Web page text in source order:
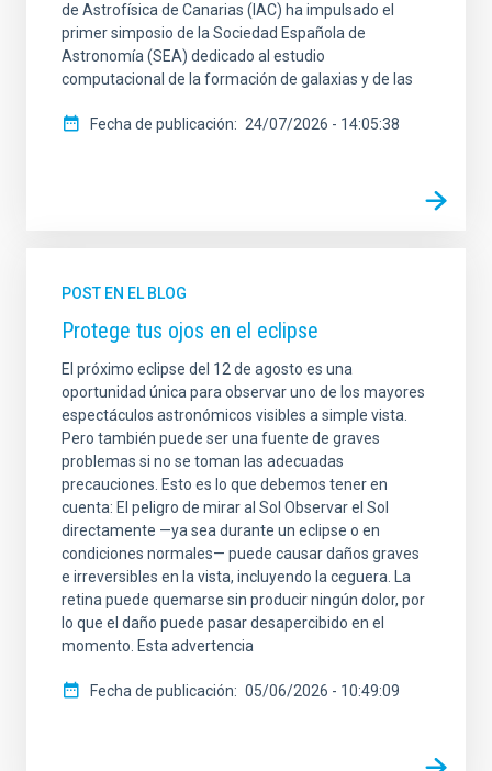
de Astrofísica de Canarias (IAC) ha impulsado el
primer simposio de la Sociedad Española de
Astronomía (SEA) dedicado al estudio
computacional de la formación de galaxias y de las
Fecha de publicación 24/07/2026 - 14:05:38
POST EN EL BLOG
Protege tus ojos en el eclipse
El próximo eclipse del 12 de agosto es una
oportunidad única para observar uno de los mayores
espectáculos astronómicos visibles a simple vista.
Pero también puede ser una fuente de graves
problemas si no se toman las adecuadas
precauciones. Esto es lo que debemos tener en
cuenta: El peligro de mirar al Sol Observar el Sol
directamente —ya sea durante un eclipse o en
condiciones normales— puede causar daños graves
e irreversibles en la vista, incluyendo la ceguera. La
retina puede quemarse sin producir ningún dolor, por
lo que el daño puede pasar desapercibido en el
momento. Esta advertencia
Fecha de publicación 05/06/2026 - 10:49:09